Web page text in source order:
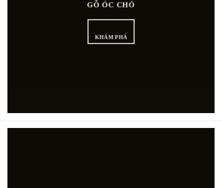
GỖ ÓC CHÓ
KHÁM PHÁ